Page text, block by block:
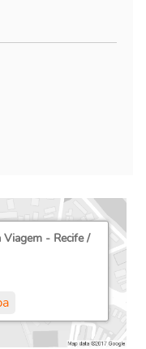
Viagem - Recife /